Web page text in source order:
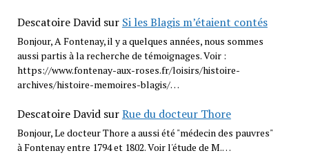
Descatoire Davidsur Si les Blagis m’étaient contés
Bonjour, A Fontenay, il y a quelques années, nous sommes
aussi partis à la recherche de témoignages. Voir :
https://www.fontenay-aux-roses.fr/loisirs/histoire-
archives/histoire-memoires-blagis/…
Descatoire DavidsurRue du docteur Thore
Bonjour, Le docteur Thore a aussi été "médecin des pauvres"
à Fontenay entre 1794 et 1802. Voir l'étude de M.…